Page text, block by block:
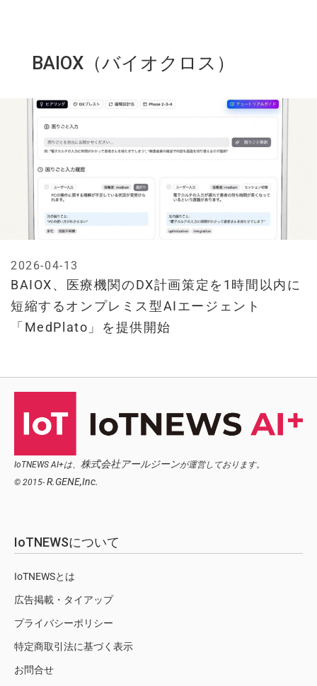
BAIOX（バイオクロス）
BAIOX、医療機関のDX計画策定を1時間以内に
短縮するオンプレミス型AIエージェント
「MedPlato」を提供開始
2026-04-13
IoTNEWS AI+は、 株式会社アールジーンが運営しております。
© 2015- R.GENE,Inc.
IoTNEWSについて
IoTNEWSとは
広告掲載・タイアップ
プライバシーポリシー
特定商取引法に基づく表示
お問合せ